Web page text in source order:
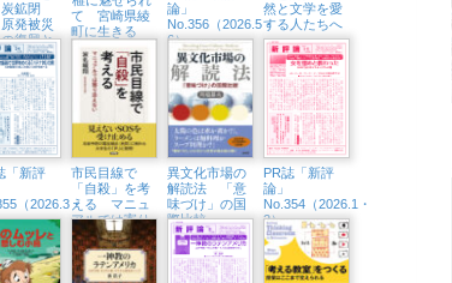
鉱閉
発被災
復興と
な産業創
て 宮崎県綾
町に生きる
「現代の名
工」熊須健一
論」
No.356（2026.5・
6）
然と文学を愛
する人たちへ
「新評
（2026.3・
市民目線で
「自殺」を考
える マニュ
アルでは寄り
添えない
異文化市場の
解読法 「意
味づけ」の国
際比較
PR誌「新評
論」
No.354（2026.1・
2）